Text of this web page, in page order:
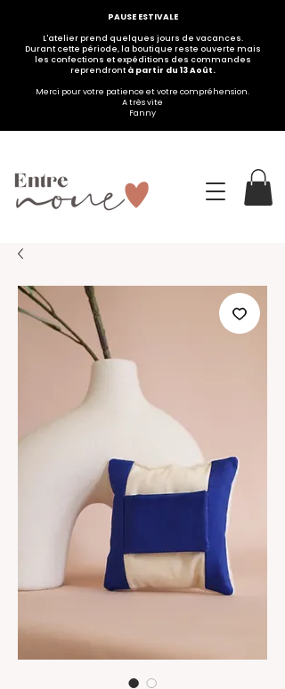
PAUSE ESTIVALE
L'atelier prend quelques jours de vacances.
Durant cette période, la boutique reste ouverte mais
les confections et expéditions des commandes
reprendrontà partir du 13 Août.
Merci pour votre patience et votre compréhension.
A très vite
Fanny